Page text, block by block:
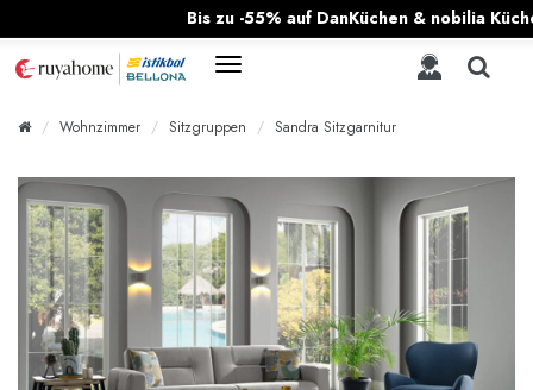
Bis zu -55% auf DanKüchen & nobilia Küchen! |
Wohnzimmer Sitzgruppen Sandra Sitzgarnitur